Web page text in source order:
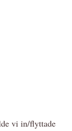
vi in/flyttade